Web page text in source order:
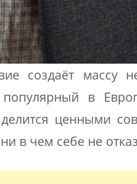
создаёт массу
в
ценными
в чем себе не